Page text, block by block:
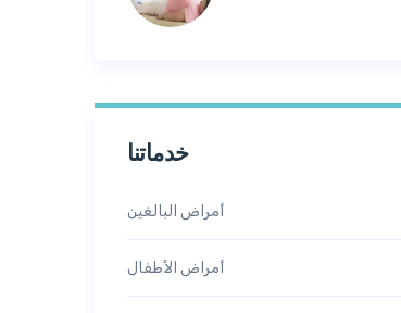
خدماتنا
أمراض البالغين
أمراض الأطفال